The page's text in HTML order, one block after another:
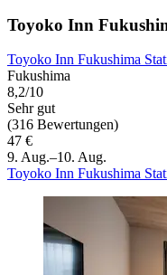
Toyoko Inn
Toyoko Inn Fukushima
Fukushima
8,2/10
Sehr gut
(316 Bewertungen)
47 €
9. Aug.–10. Aug.
Toyoko Inn Fukushima